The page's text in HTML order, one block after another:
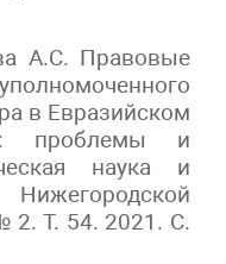
А.С. Правовые
в Евразийском
проблемы и
наука и
Т. 54. 2021. С.